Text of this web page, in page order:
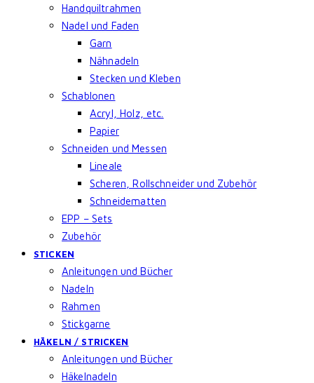
Handquiltrahmen
Nadel und Faden
Garn
Nähnadeln
Stecken und Kleben
Schablonen
Acryl, Holz, etc.
Papier
Schneiden und Messen
Lineale
Scheren, Rollschneider und Zubehör
Schneidematten
EPP – Sets
Zubehör
STICKEN
Anleitungen und Bücher
Nadeln
Rahmen
Stickgarne
HÄKELN / STRICKEN
Anleitungen und Bücher
Häkelnadeln